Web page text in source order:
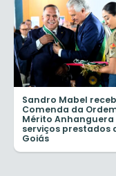
Sandro Mabel
Comenda da
Mérito Anhanguera
serviços prestados
Goiás